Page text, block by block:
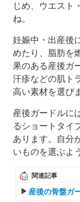
じめ、ウエスト
ね。
妊娠中・出産後
めたり、脂肪を
果のある産後ガ
汗疹などの肌ト
高い素材を選び
産後ガードルに
るショートタイ
あります。自分
いものを選ぶよ
関連記事
産後の骨盤ガ